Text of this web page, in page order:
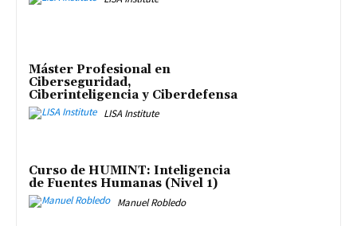
Máster Profesional en
Ciberseguridad,
Ciberinteligencia y Ciberdefensa
LISA Institute
Curso de HUMINT: Inteligencia
de Fuentes Humanas (Nivel 1)
Manuel Robledo